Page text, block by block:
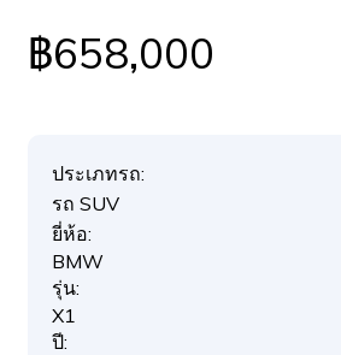
฿658,000
ประเภทรถ:
รถ SUV
ยี่ห้อ:
BMW
รุ่น:
X1
ปี: